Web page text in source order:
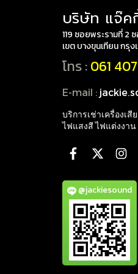
บริษัท แจ๊ค
119 ซอยพระรามที่ 2
เขต บางขุนเทียน กรุ
โทร :061 407
E-mail :
บริการเช่าเครื่องเสี
ไฟแสงสี ไฟแต่งงาน
@jackiesound